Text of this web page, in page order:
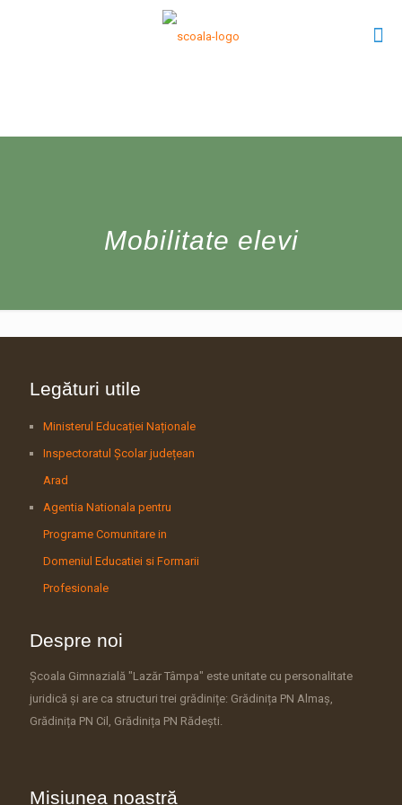
Mobilitate elevi
Legături utile
Ministerul Educației Naționale
Inspectoratul Școlar județean
Arad
Agentia Nationala pentru
Programe Comunitare in
Domeniul Educatiei si Formarii
Profesionale
Despre noi
Școala Gimnazială "Lazăr Tâmpa" este unitate cu personalitate
juridică și are ca structuri trei grădinițe: Grădinița PN Almaș,
Grădinița PN Cil, Grădinița PN Rădești.
Misiunea noastră